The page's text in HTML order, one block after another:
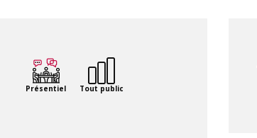
Présentiel Tout public